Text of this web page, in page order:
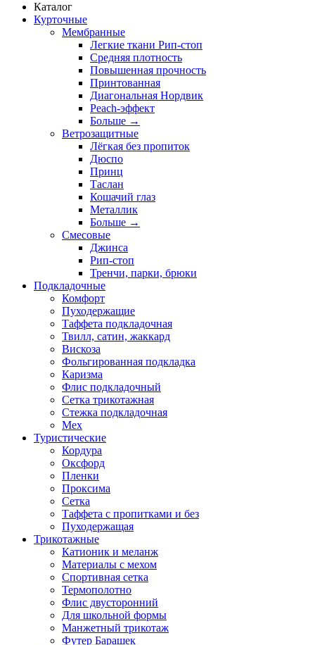
Каталог
Курточные
Мембранные
Легкие ткани Рип-стоп
Средняя плотность
Повышенная прочность
Принтованная
Диагональная Нордвик
Peach-эффект
Больше →
Ветрозащитные
Лёгкая без пропиток
Дюспо
Принц
Таслан
Кошачий глаз
Металлик
Больше →
Смесовые
Джинса
Рип-стоп
Тренчи, парки, брюки
Подкладочные
Комфорт
Пуходержащие
Таффета подкладочная
Твилл, сатин, жаккард
Вискоза
Фольгированная подкладка
Каризма
Флис подкладочный
Сетка трикотажная
Стежка подкладочная
Мех
Туристические
Кордура
Оксфорд
Пленки
Проксима
Сетка
Таффета с пропитками и без
Пуходержащая
Трикотажные
Катионик и меланж
Материалы с мехом
Спортивная сетка
Термополотно
Флис двусторонний
Для школьной формы
Манжетный трикотаж
Футер Барашек